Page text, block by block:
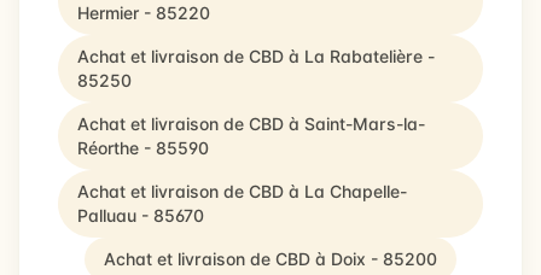
Hermier - 85220
Achat et livraison de CBD à La Rabatelière -
85250
Achat et livraison de CBD à Saint-Mars-la-
Réorthe - 85590
Achat et livraison de CBD à La Chapelle-
Palluau - 85670
Achat et livraison de CBD à Doix - 85200